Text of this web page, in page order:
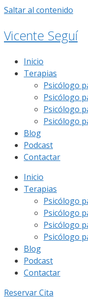
Saltar al contenido
Vicente Seguí
Inicio
Terapias
Psicólogo
Psicólogo
Psicólogo
Psicólogo
Blog
Podcast
Contactar
Inicio
Terapias
Psicólogo
Psicólogo
Psicólogo
Psicólogo
Blog
Podcast
Contactar
Reservar Cita